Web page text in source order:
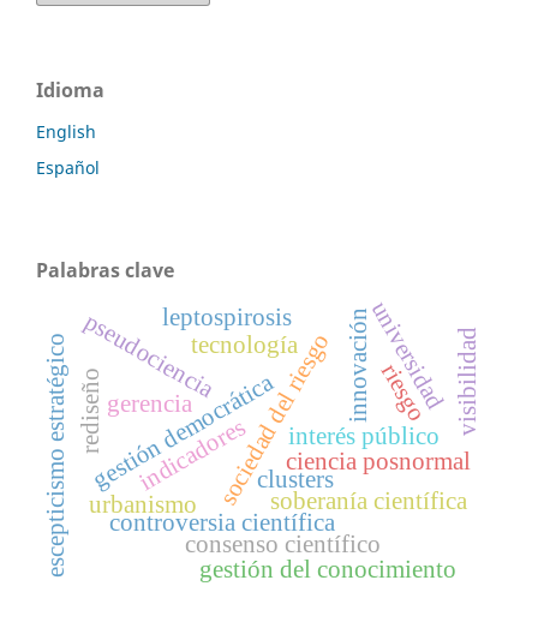
Idioma
English
Español
Palabras clave
interés público
sociedad del riesgo
gestión democrática ciencia posnormal
controversia científica
pseudociencia
escepticismo estratégico consenso científico
soberanía científica
innovación
tecnología
gerencia
rediseño
gestión del conocimiento
universidad
indicadores
visibilidad
clusters
urbanismo
riesgo
leptospirosis